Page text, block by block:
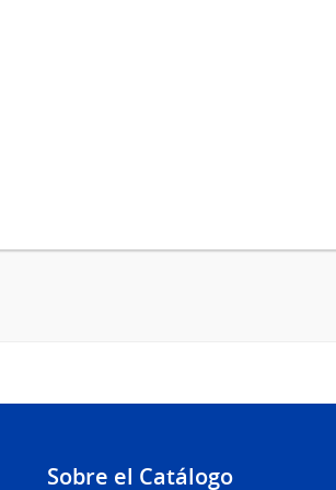
Sobre el Catálogo